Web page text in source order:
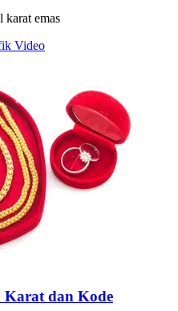
karat emas
Video
Karat dan Kode